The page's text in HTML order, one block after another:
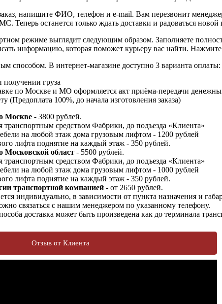
напишите ФИО, телефон и e-mail. Вам перезвонит
Теперь останется только ждать доставки и радоваться новой
режиме выглядит следующим образом. Заполняете
информацию, которая поможет курьеру вас найти.
способом. В интернет-магазине доступно 3 варианта оплаты:
получении груза
по Москве и МО оформляется акт приёма-передачи
(Предоплата 100%, до начала изготовления заказа)
Москве - 3800 рублей.
транспортным средством Фабрики, до подъезда «Клиента»
на любой этаж дома грузовым лифтом - 1200 рублей
лифта поднятие на каждый этаж - 350 рублей.
Московской област - 5500 рублей.
транспортным средством Фабрики, до подъезда «Клиента»
на любой этаж дома грузовым лифтом - 1000 рублей
лифта поднятие на каждый этаж - 350 рублей.
транспортной компанией - от 2650 рублей.
индивидуально, в зависимости от пункта назначения и
связаться с нашим менеджером по указанному телефону.
доставка может быть произведена как до терминала
Отзыв от Клиента